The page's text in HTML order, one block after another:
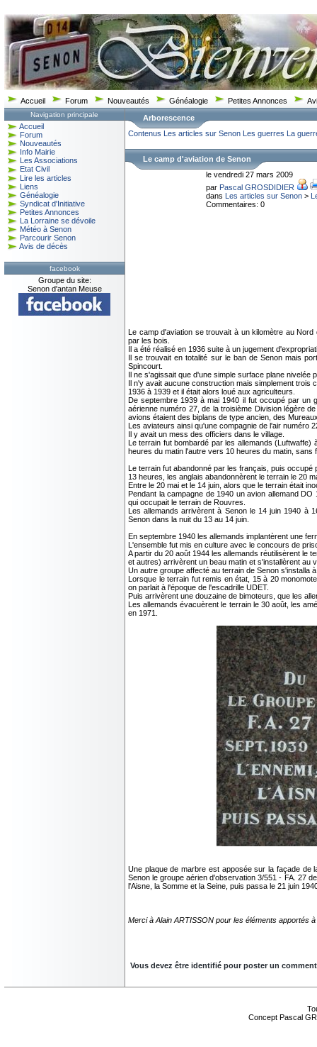
Accueil Forum Nouveautés Généalogie Petites Annonces
Navigation principale
Accueil
Forum
Nouveautés
Info Mairie
Les Associations
Etat Civil
Lire les articles
Liens
Généalogie
Syndicat d'Initiative
Petites Annonces
La Lorraine se dévoile
Météo à Senon
Parcourir Senon
Avis de décès
facebook
Groupe du site:
Senon d'antan Meuse
Arborescence
Contenus Les articles sur Senon Les guerres La
Le camp d'aviation de Senon
le vendredi 27 mars 2009
par Pascal GROSDIDIER
dans Les articles sur Senon >
Commentaires: 0
Le camp d'aviation se trouvait à un kilomètre au
par les bois.
Il a été réalisé en 1936 suite à un jugement
Il se trouvait en totalité sur le ban de Senon mais
Spincourt.
Il ne s'agissait que d'une simple surface plane nivelée
Il n'y avait aucune construction mais simplement trois
1936 à 1939 et il était alors loué aux agriculteurs.
De septembre 1939 à mai 1940 il fut occupé par un
aérienne numéro 27, de la troisième Division légère
avions étaient des biplans de type ancien, des
Les aviateurs ainsi qu'une compagnie de l'air numéro
Il y avait un mess des officiers dans le village.
Le terrain fut bombardé par les allemands
heures du matin l'autre vers 10 heures du matin,
Le terrain fut abandonné par les français, puis
13 heures, les anglais abandonnèrent le terrain le 20
Entre le 20 mai et le 14 juin, alors que le terrain était
Pendant la campagne de 1940 un avion allemand
qui occupait le terrain de Rouvres.
Les allemands arrivèrent à Senon le 14 juin 1940 à
Senon dans la nuit du 13 au 14 juin.
En septembre 1940 les allemands implantèrent une
L'ensemble fut mis en culture avec le concours de
A partir du 20 août 1944 les allemands réutilisèrent le
et autres) arrivèrent un beau matin et s'installèrent au
Un autre groupe affecté au terrain de Senon s'installa
Lorsque le terrain fut remis en état, 15 à 20
on parlait à l'époque de l'escadrille UDET.
Puis arrivèrent une douzaine de bimoteurs, que les
Les allemands évacuèrent le terrain le 30 août, les
en 1971.
Une plaque de marbre est apposée sur la façade de
Senon le groupe aérien d'observation 3/551 - FA. 27
l'Aisne, la Somme et la Seine, puis passa le 21 juin
Merci à Alain ARTISSON pour les éléments apportés
Vous devez être identifié pour poster un
Concept Pascal